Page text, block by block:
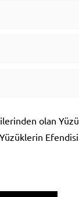
olan